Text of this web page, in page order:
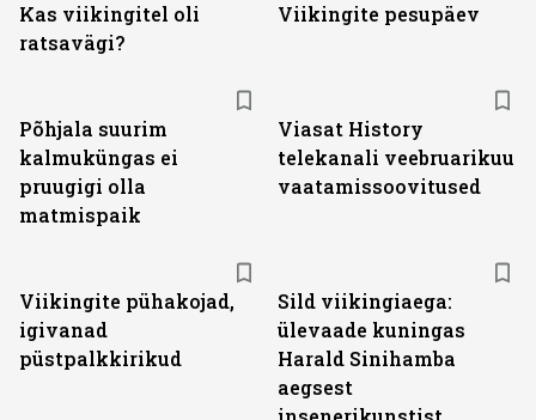
Kas viikingitel oli
ratsavägi?
Viikingite pesupäev
Põhjala suurim
kalmuküngas ei
pruugigi olla
matmispaik
Viasat History
telekanali veebruarikuu
vaatamissoovitused
Viikingite pühakojad,
igivanad
püstpalkkirikud
Sild viikingiaega:
ülevaade kuningas
Harald Sinihamba
aegsest